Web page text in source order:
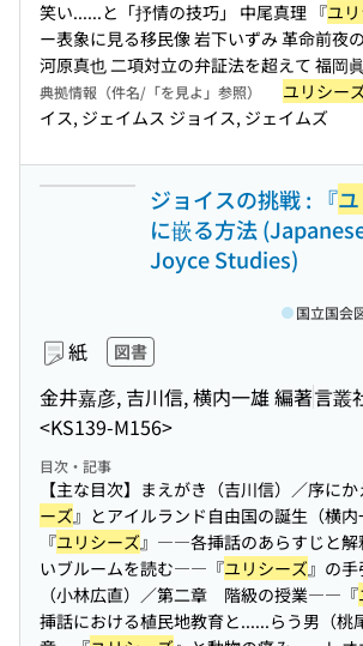
笑い......と「抒情の技巧」 中尾真理 『ユ
ー表象に見る移民像 岩下いずみ 革命前夜
河原真也 二項対立の弁証法を超えて 福岡
典拠情報（件名/「を見よ」参照） ユリシー
イス, ジェイムス ジョイス, ジェイムズ
ジョイスの挑戦 : 『
に嵌る方法
Joyce Studies)
紙 図書
金井嘉彦, 吉川信, 横内一雄 編著言叢
<KS139-M156>
国立国会
目次・記事
【主な目次】まえがき（吉川信）／序に
ーズ』とアイルランド自由国の誕生（横
『ユリシーズ』――各挿話のあらすじと解
いブルームを読む――『ユリシーズ』の
（小林広直）／第二章 階級の授業――『
挿話における植民地教育と......らう男（桃